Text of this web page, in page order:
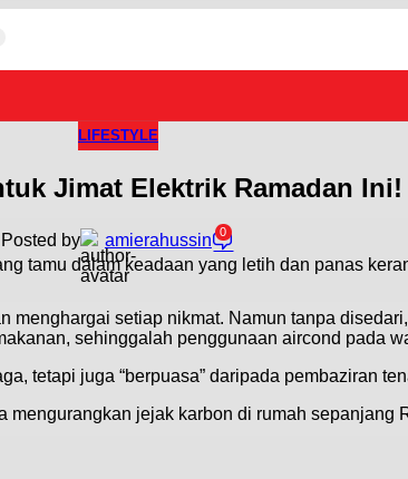
LIFESTYLE
Jimat Elektrik Ramadan Ini!
Posted by amierahussin 0
setiap nikmat. Namun tanpa
sehinggalah penggunaan aircond pada
tetapi juga “berpuasa” daripada pembaziran
jejak karbon di rumah sepanjang